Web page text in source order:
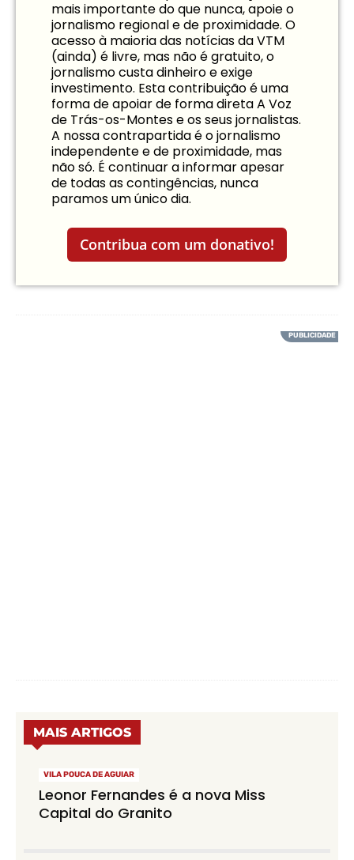
mais importante do que nunca, apoie o
jornalismo regional e de proximidade. O
acesso à maioria das notícias da VTM
(ainda) é livre, mas não é gratuito, o
jornalismo custa dinheiro e exige
investimento. Esta contribuição é uma
forma de apoiar de forma direta A Voz
de Trás-os-Montes e os seus jornalistas.
A nossa contrapartida é o jornalismo
independente e de proximidade, mas
não só. É continuar a informar apesar
de todas as contingências, nunca
paramos um único dia.
Contribua com um donativo!
MAIS ARTIGOS
VILA POUCA DE AGUIAR
Leonor Fernandes é a nova Miss
Capital do Granito